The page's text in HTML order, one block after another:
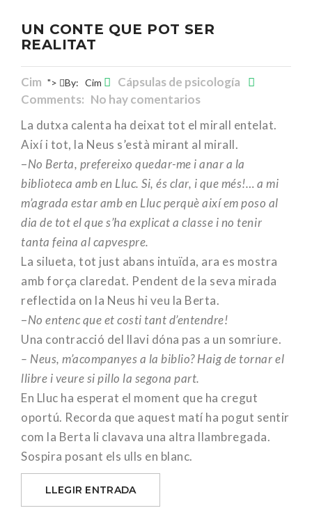
UN CONTE QUE POT SER
REALITAT
Cim "> By: Cim
Cápsulas de psicología
Comments: No hay comentarios
La dutxa calenta ha deixat tot el mirall entelat.
Així i tot, la Neus s’està mirant al mirall.
–No Berta, prefereixo quedar-me i anar a la
biblioteca amb en Lluc. Si, és clar, i que més!… a mi
m’agrada estar amb en Lluc perquè així em poso al
dia de tot el que s’ha explicat a classe i no tenir
tanta feina al capvespre.
La silueta, tot just abans intuïda, ara es mostra
amb força claredat. Pendent de la seva mirada
reflectida on la Neus hi veu la Berta.
–No entenc que et costi tant d’entendre!
Una contracció del llavi dóna pas a un somriure.
– Neus, m’acompanyes a la biblio? Haig de tornar el
llibre i veure si pillo la segona part.
En Lluc ha esperat el moment que ha cregut
oportú. Recorda que aquest matí ha pogut sentir
com la Berta li clavava una altra llambregada.
Sospira posant els ulls en blanc.
LLEGIR ENTRADA